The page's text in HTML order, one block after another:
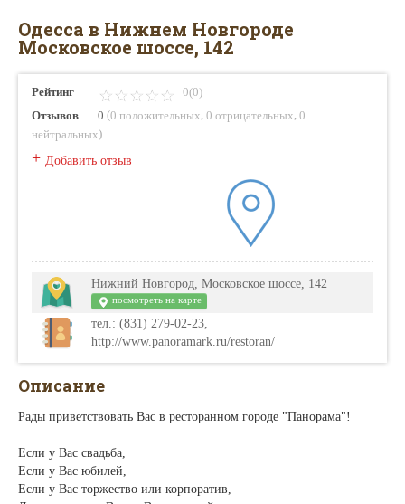
Одесса в Нижнем Новгороде
Московское шоссе, 142
Рейтинг
0(0)
Отзывов
0 (0 положительных, 0 отрицательных, 0
нейтральных)
+ Добавить отзыв
Нижний Новгород, Московское шоссе, 142
посмотреть на карте
тел.: (831) 279-02-23,
http://www.panoramark.ru/restoran/
Описание
Рады приветствовать Вас в ресторанном городе "Панорама"!
Если у Вас свадьба,
Если у Вас юбилей,
Если у Вас торжество или корпоратив,